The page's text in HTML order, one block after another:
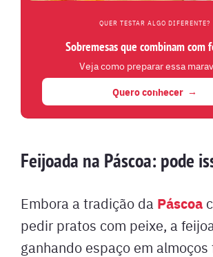
QUER TESTAR ALGO DIFERENTE?
Sobremesas que combinam com
Veja como preparar essa
Quero conhecer
Feijoada na Páscoa: pode
Embora a tradição da Páscoa
pedir pratos com peixe, a
ganhando espaço em